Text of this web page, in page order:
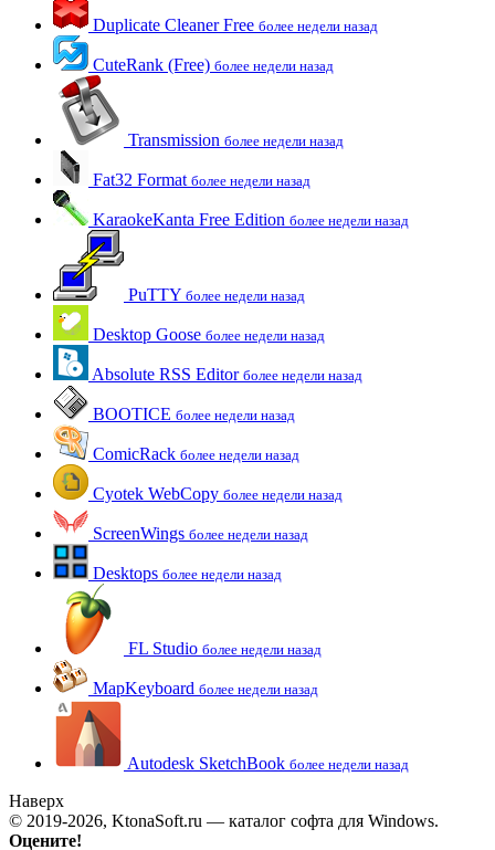
Duplicate Cleaner Free более недели назад
CuteRank (Free) более недели назад
Transmission более недели назад
Fat32 Format более недели назад
KaraokeKanta Free Edition более недели назад
PuTTY более недели назад
Desktop Goose более недели назад
Absolute RSS Editor более недели назад
BOOTICE более недели назад
ComicRack более недели назад
Cyotek WebCopy более недели назад
ScreenWings более недели назад
Desktops более недели назад
FL Studio более недели назад
MapKeyboard более недели назад
Autodesk SketchBook более недели назад
Наверх
© 2019-2026, KtonaSoft.ru — каталог софта для Windows.
Оцените!